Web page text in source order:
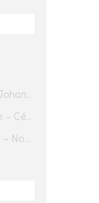
Face à l’éco-anxiété – Johannes Herrmann
Son odeur après la pluie – Cédric Sapin-Defour
Escapade à Saint-Malo – Novembre 2025 – Jour 1